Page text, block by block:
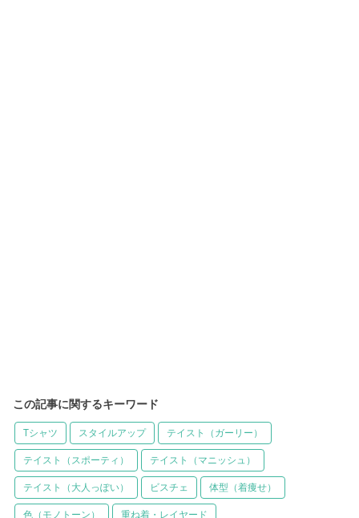
この記事に関するキーワード
Tシャツ スタイルアップ テイスト（ガーリー）
テイスト（スポーティ） テイスト（マニッシュ）
テイスト（大人っぽい） ビスチェ 体型（着痩せ）
色（モノトーン） 重ね着・レイヤード